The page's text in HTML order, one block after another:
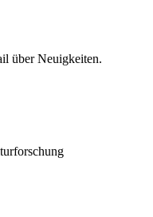
über Neuigkeiten.